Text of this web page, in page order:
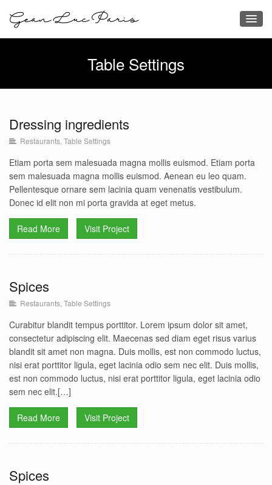
Table Settings
Dressing Ingredients
Restaurants Table Settings
Dressing ingredients
Restaurants, Table Settings
Etiam porta sem malesuada magna mollis euismod. Etiam porta
sem malesuada magna mollis euismod. Aenean eu leo quam.
Pellentesque ornare sem lacinia quam venenatis vestibulum.
Donec id elit non mi porta gravida at eget metus.
Read More Visit Project
Restaurants Table Settings
Spices
Restaurants, Table Settings
Curabitur blandit tempus porttitor. Lorem ipsum dolor sit amet,
consectetur adipiscing elit. Maecenas sed diam eget risus varius
blandit sit amet non magna. Duis mollis, est non commodo luctus,
nisi erat porttitor ligula, eget lacinia odio sem nec elit. Duis mollis,
est non commodo luctus, nisi erat porttitor ligula, eget lacinia odio
sem nec elit.[…]
Read More Visit Project
Spices